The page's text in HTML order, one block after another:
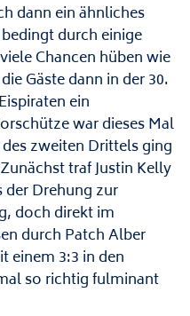
dann ein ähnliches
durch einige
Chancen hüben wie
Gäste dann in der 30.
ein
war dieses Mal
zweiten Drittels ging
traf Justin Kelly
der Drehung zur
doch direkt im
durch Patch Alber
einem 3:3 in den
so richtig fulminant